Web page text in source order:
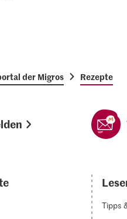
der Migros Rezepte
Tipps